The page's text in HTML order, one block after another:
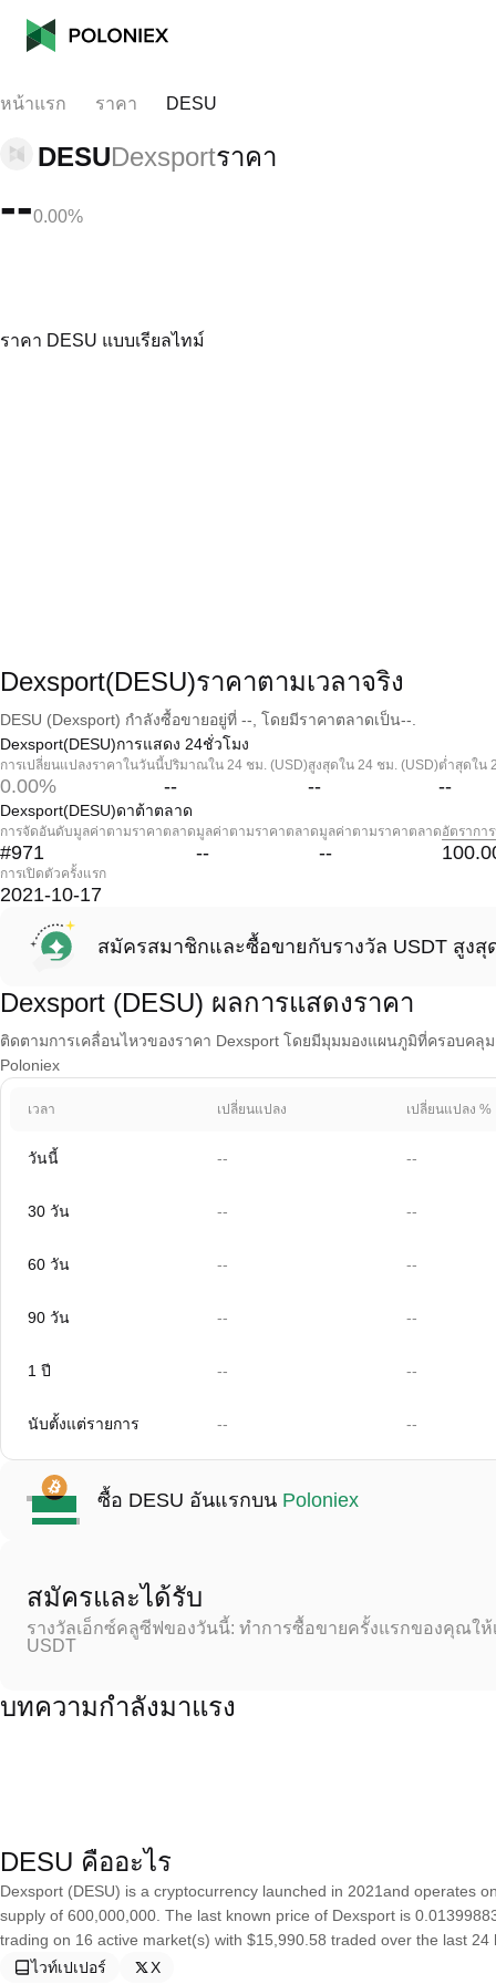
หน้าแรก ราคา DESU
DESUDexsportราคา
--0.00%
ราคา DESU แบบเรียลไทม์
Dexsport(DESU)ราคาตามเวลาจริง
DESU (Dexsport) กำลังซื้อขายอยู่ที่ --, โดยมีราคาตลาดเป็น--.
Dexsport(DESU)การแสดง 24ชั่วโมง
การเปลี่ยนแปลงราคาในวันนี้
0.00%
ปริมาณใน 24 ชม. (USD)
--
สูงสุดใน 24 ชม. (USD)
--
ต่ำสุดใน
--
Dexsport(DESU)ดาต้าตลาด
การจัดอันดับมูลค่าตามราคาตลาด
#971
มูลค่าตามราคาตลาด
--
มูลค่าตามราคาตลาด
--
อัตรากา
การเปิดตัวครั้งแรก
2021-10-17
สมัครสมาชิกและซื้อขายกับรางวัล USDT สูงสุ
Dexsport (DESU) ผลการแสดงราคา
ติดตามการเคลื่อนไหวของราคา Dexsport โดยมีมุมมองแผนภูมิที่ครอบคลุ
Poloniex
เวลา เปลี่ยนแปลง เปลี่ยนแปลง %
วันนี้ -- --
30 วัน -- --
60 วัน -- --
90 วัน -- --
1 ปี -- --
นับตั้งแต่รายการ -- --
ซื้อ DESU อันแรกบน Poloniex
สมัครและได้รับ
รางวัลเอ็กซ์คลูซีฟของวันนี้: ทำการซื้อขายครั้งแรกของคุณใ
USDT
บทความกำลังมาแรง
DESU คืออะไร
Dexsport (DESU) is a cryptocurrency launched in 2021and operates
supply of 600,000,000. The last known price of Dexsport is
trading on 16 active market(s) with $15,990.58 traded over the last
ไวท์เปเปอร์
X